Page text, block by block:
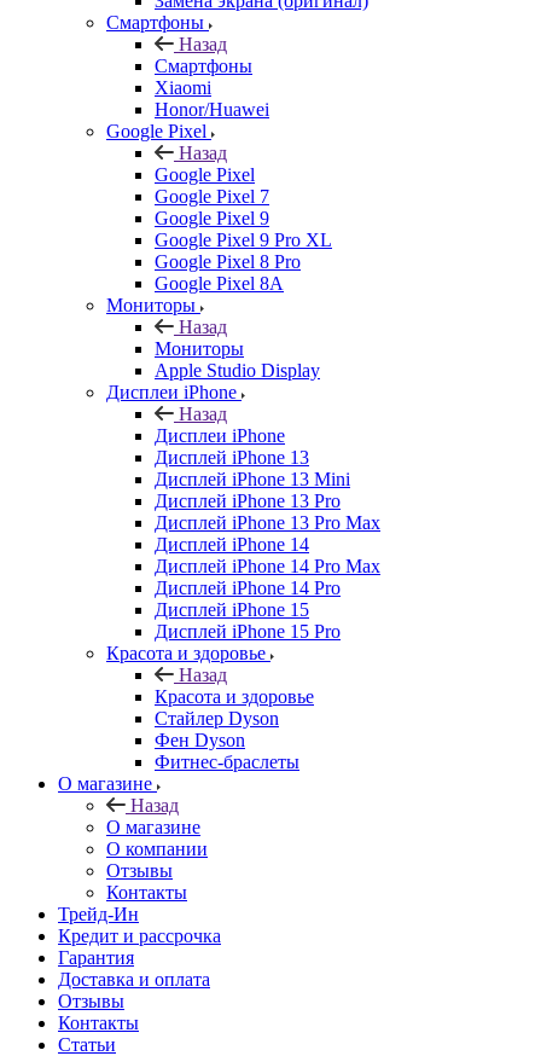
Смартфоны
Назад
Смартфоны
Xiaomi
Honor/Huawei
Google Pixel
Назад
Google Pixel
Google Pixel 7
Google Pixel 9
Google Pixel 9 Pro XL
Google Pixel 8 Pro
Google Pixel 8A
Мониторы
Назад
Мониторы
Apple Studio Display
Дисплеи iPhone
Назад
Дисплеи iPhone
Дисплей iPhone 13
Дисплей iPhone 13 Mini
Дисплей iPhone 13 Pro
Дисплей iPhone 13 Pro Max
Дисплей iPhone 14
Дисплей iPhone 14 Pro Max
Дисплей iPhone 14 Pro
Дисплей iPhone 15
Дисплей iPhone 15 Pro
Красота и здоровье
Назад
Красота и здоровье
Стайлер Dyson
Фен Dyson
Фитнес-браслеты
О магазине
Назад
О магазине
О компании
Отзывы
Контакты
Трейд-Ин
Кредит и рассрочка
Гарантия
Доставка и оплата
Отзывы
Контакты
Статьи